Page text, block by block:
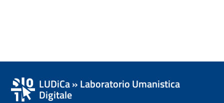
LUDiCa » Laboratorio Umanistica
Digitale